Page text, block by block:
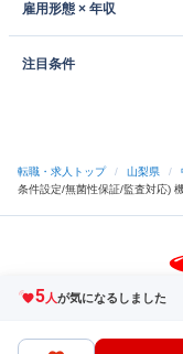
雇用形態 × 年収
注目条件
5人が気になるしました
転職・求人トップ / 山梨県 /
条件設定/無菌性保証/監査対応)
中途採用をご検討の企業